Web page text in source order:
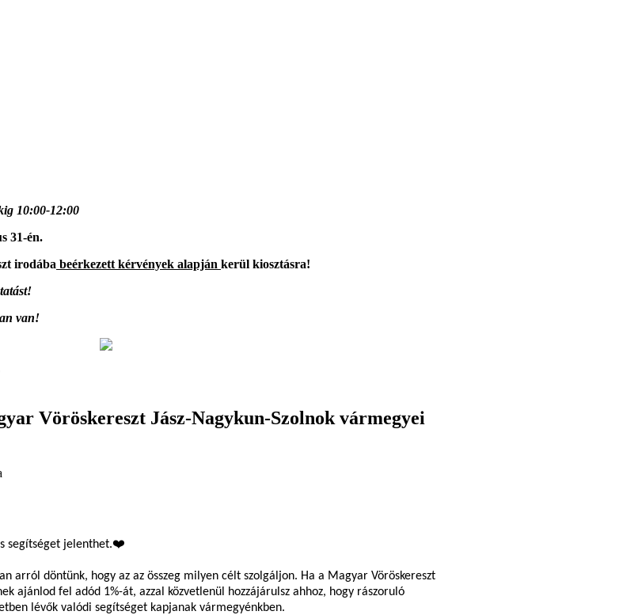
10:00-12:00
31-én.
irodába beérkezett kérvények alapján kerül kiosztásra!
van!
Vöröskereszt Jász-Nagykun-Szolnok vármegyei
segítséget jelenthet.❤️
arról döntünk, hogy az az összeg milyen célt szolgáljon. Ha a Magyar Vöröskereszt
ajánlod fel adód 1%-át, azzal közvetlenül hozzájárulsz ahhoz, hogy rászoruló
lévők valódi segítséget kapjanak vármegyénkben.